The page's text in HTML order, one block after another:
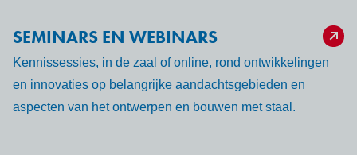
SEMINARS EN WEBINARS
Kennissessies, in de zaal of online, rond ontwikkelingen
en innovaties op belangrijke aandachtsgebieden en
aspecten van het ontwerpen en bouwen met staal.